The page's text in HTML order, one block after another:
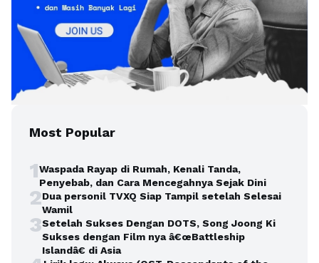
Most Popular
1Waspada Rayap di Rumah, Kenali Tanda,
Penyebab, dan Cara Mencegahnya Sejak Dini
2Dua personil TVXQ Siap Tampil setelah Selesai
Wamil
3Setelah Sukses Dengan DOTS, Song Joong Ki
Sukses dengan Film nya â€œBattleship
Islandâ€ di Asia